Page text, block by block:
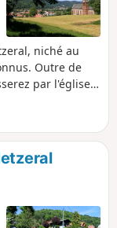
niché au
Outre de
par l'église